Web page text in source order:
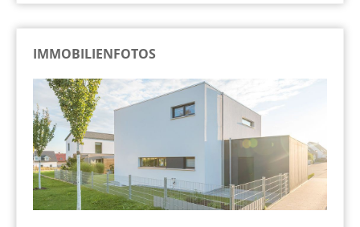
IMMOBILIENFOTOS